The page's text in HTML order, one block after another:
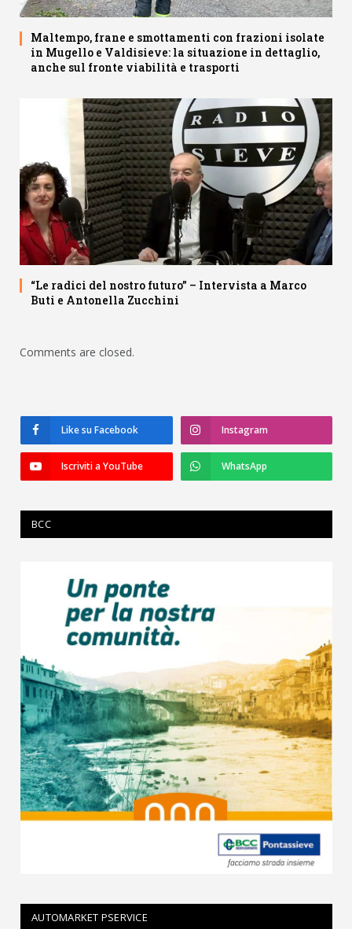
Maltempo, frane e smottamenti con frazioni isolate
in Mugello e Valdisieve: la situazione in dettaglio,
anche sul fronte viabilità e trasporti
“Le radici del nostro futuro” – Intervista a Marco
Buti e Antonella Zucchini
Comments are closed.
Like su Facebook Instagram
Iscriviti a YouTube WhatsApp
BCC
AUTOMARKET PSERVICE